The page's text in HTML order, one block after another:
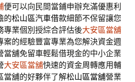
便可以向民間當鋪申辦充滿優惠利
的松山區汽車借款細節不保留讓您
專業個別授綜合評估後大安區當舖
案的經驗豐富專業為您解決資金週
當舖免留車輕鬆借現金的中小企業
大安區當舖快速的資金周轉應用輔
當舖的好夥伴了解松山區當舖營業